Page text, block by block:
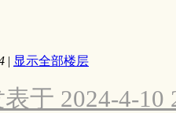
| 显示全部楼层
于 2024-4-10